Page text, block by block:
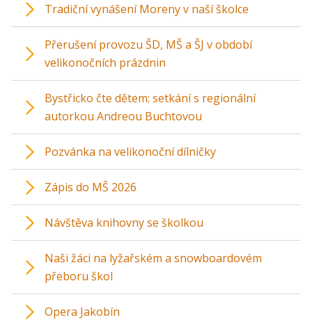
Tradiční vynášení Moreny v naší školce
Přerušení provozu ŠD, MŠ a ŠJ v období
velikonočních prázdnin
Bystřicko čte dětem: setkání s regionální
autorkou Andreou Buchtovou
Pozvánka na velikonoční dílničky
Zápis do MŠ 2026
Návštěva knihovny se školkou
Naši žáci na lyžařském a snowboardovém
přeboru škol
Opera Jakobín